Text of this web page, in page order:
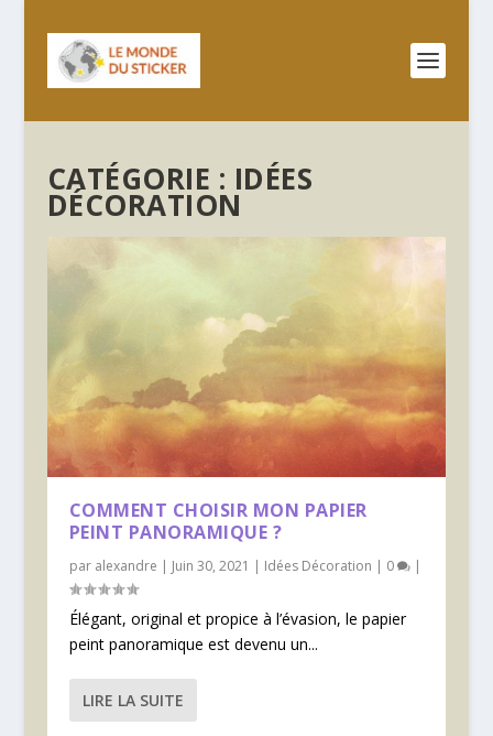
CATÉGORIE : IDÉES
DÉCORATION
COMMENT CHOISIR MON PAPIER
PEINT PANORAMIQUE ?
par alexandre | Juin 30, 2021 | Idées Décoration | 0 |
Élégant, original et propice à l’évasion, le papier
peint panoramique est devenu un...
LIRE LA SUITE